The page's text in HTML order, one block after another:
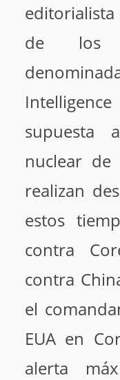
editorialista
de los
supuesta
nuclear de
realizan
estos
contra
contra
el
EUA en
alerta